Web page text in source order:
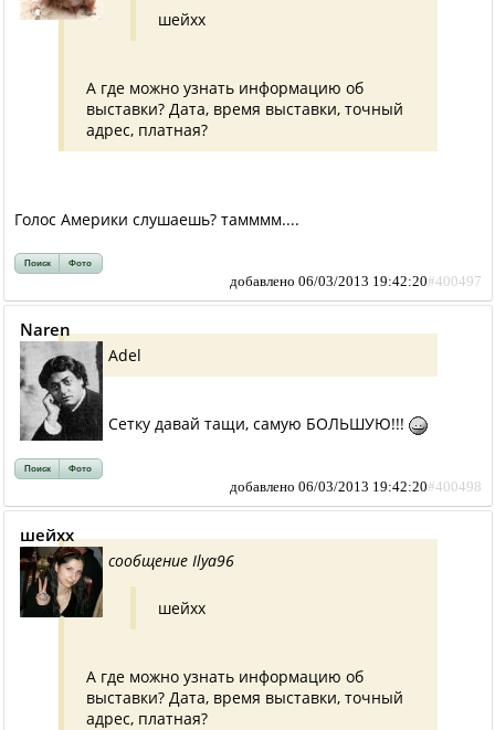
шейхх
А где можно узнать информацию об
выставки? Дата, время выставки, точный
адрес, платная?
Голос Америки слушаешь? тамммм....
Поиск Фото
добавлено 06/03/2013 19:42:20#400497
Naren
Adel
Сетку давай тащи, самую БОЛЬШУЮ!!!
Поиск Фото
добавлено 06/03/2013 19:42:20#400498
шейхх
сообщение Ilya96
шейхх
А где можно узнать информацию об
выставки? Дата, время выставки, точный
адрес, платная?